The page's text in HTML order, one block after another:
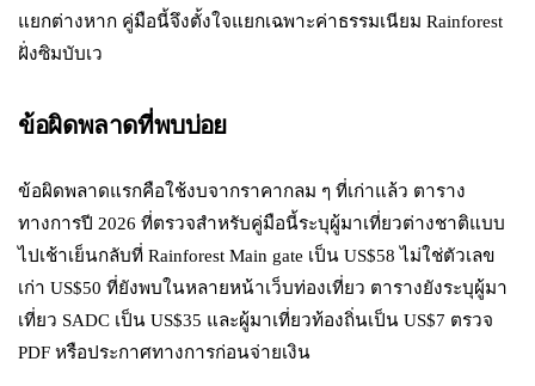
แยกต่างหาก คู่มือนี้จึงตั้งใจแยกเฉพาะค่าธรรมเนียม Rainforest
ฝั่งซิมบับเว
ข้อผิดพลาดที่พบบ่อย
ข้อผิดพลาดแรกคือใช้งบจากราคากลม ๆ ที่เก่าแล้ว ตาราง
ทางการปี 2026 ที่ตรวจสำหรับคู่มือนี้ระบุผู้มาเที่ยวต่างชาติแบบ
ไปเช้าเย็นกลับที่ Rainforest Main gate เป็น US$58 ไม่ใช่ตัวเลข
เก่า US$50 ที่ยังพบในหลายหน้าเว็บท่องเที่ยว ตารางยังระบุผู้มา
เที่ยว SADC เป็น US$35 และผู้มาเที่ยวท้องถิ่นเป็น US$7 ตรวจ
PDF หรือประกาศทางการก่อนจ่ายเงิน